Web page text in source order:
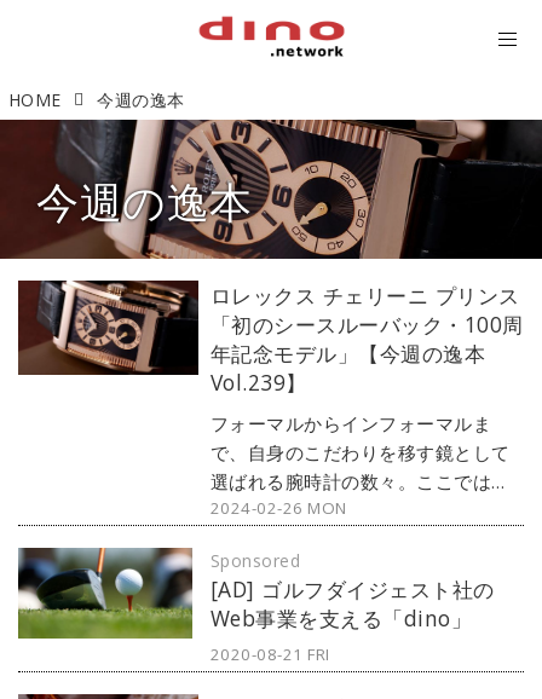
HOME 今週の逸本
今週の逸本
ロレックス チェリーニ プリンス
「初のシースルーバック・100周
年記念モデル」【今週の逸本
Vol.239】
フォーマルからインフォーマルま
で、自身のこだわりを移す鏡として
選ばれる腕時計の数々。ここではブ
ランド腕時計専門店・MOON
デルからアンティークまで、見る者
の感性を刺激する1本をセレクト。今
回はロレックスのチェリーニコレク
ションから、往年の名作を復刻した
2024-02-26 MON
[AD] ゴルフダイジェスト社の
Web事業を支える「dino」
Sponsored
2020-08-21 FRI